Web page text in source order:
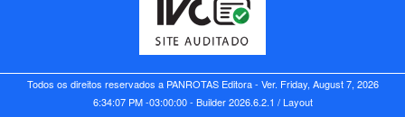
Todos os direitos reservados a PANROTAS Editora - Ver. Friday, August 7, 2026
6:34:07 PM -03:00:00 - Builder 2026.6.2.1 / Layout